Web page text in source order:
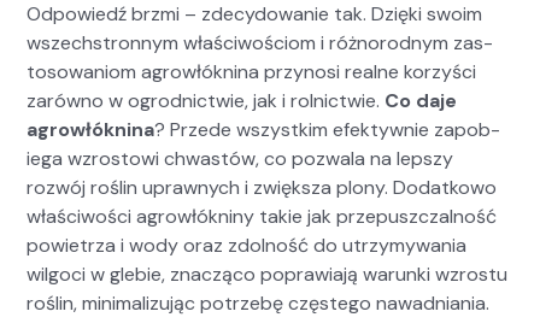
Odpowiedź brz­mi – zde­cy­dowanie tak. Dzię­ki swoim
wszech­stron­nym właś­ci­woś­ciom i różnorod­nym zas­
tosowan­iom agrowłókn­i­na przynosi realne korzyś­ci
zarówno w ogrod­nictwie, jak i rol­nictwie. Co daje
agrowłókn­i­na? Przede wszys­tkim efek­ty­wnie zapo­b­
ie­ga wzros­towi chwastów, co pozwala na lep­szy
rozwój roślin uprawnych i zwięk­sza plony. Dodatkowo
właś­ci­woś­ci agrowłókniny takie jak prze­puszczal­ność
powi­etrza i wody oraz zdol­ność do utrzymy­wa­nia
wilgo­ci w glebie, znaczą­co popraw­ia­ją warun­ki wzros­tu
roślin, min­i­mal­izu­jąc potrze­bę częstego nawad­ni­a­nia.